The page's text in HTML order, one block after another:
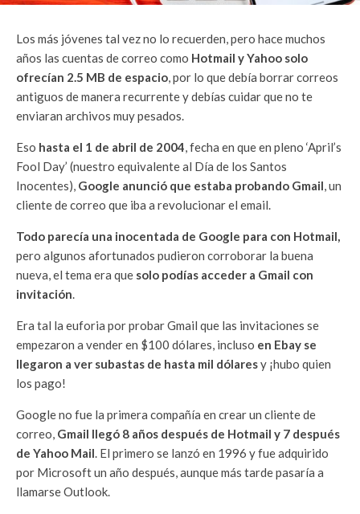
Los más jóvenes tal vez no lo recuerden, pero hace muchos
años las cuentas de correo como Hotmail y Yahoo solo
ofrecían 2.5 MB de espacio , por lo que debía borrar correos
antiguos de manera recurrente y debías cuidar que no te
enviaran archivos muy pesados.
Eso hasta el 1 de abril de 2004 , fecha en que en pleno ‘April’s
Fool Day’ (nuestro equivalente al Día de los Santos
Inocentes), Google anunció que estaba probando Gmail , un
cliente de correo que iba a revolucionar el email.
Todo parecía una inocentada de Google para con Hotmail,
pero algunos afortunados pudieron corroborar la buena
nueva, el tema era que solo podías acceder a Gmail con
invitación
Era tal la euforia por probar Gmail que las invitaciones se
empezaron a vender en $100 dólares, incluso en Ebay se
llegaron a ver subastas de hasta mil dólaresy ¡hubo quien
los pago!
Google no fue la primera compañía en crear un cliente de
correo, Gmail llegó 8 años después de Hotmail y 7 después
de Yahoo Mail . El primero se lanzó en 1996 y fue adquirido
por Microsoft un año después, aunque más tarde pasaría a
llamarse Outlook.